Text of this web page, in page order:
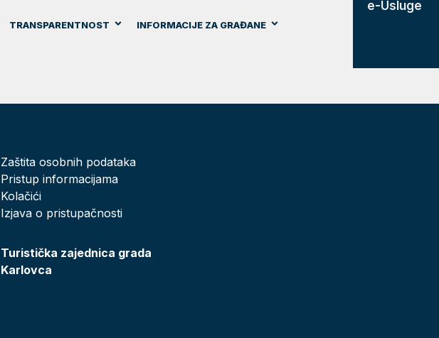
TRANSPARENTNOST
INFORMACIJE ZA GRAĐANE
e-Usluge
Zaštita osobnih podataka
Pristup informacijama
Kolačići
Izjava o pristupačnosti
Turistička zajednica grada
Karlovca